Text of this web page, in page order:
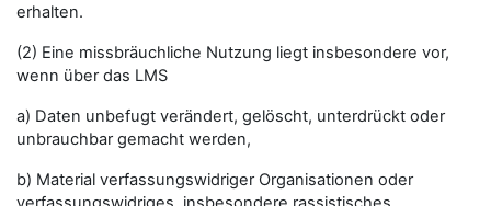
erhalten.
(2) Eine missbräuchliche Nutzung liegt insbesondere vor,
wenn über das LMS
a) Daten unbefugt verändert, gelöscht, unterdrückt oder
unbrauchbar gemacht werden,
b) Material verfassungswidriger Organisationen oder